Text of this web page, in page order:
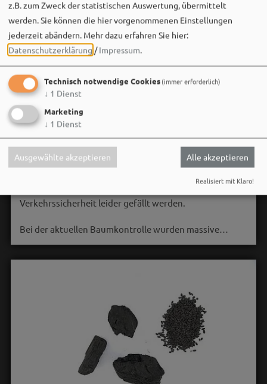
🌳 **Verkehrssicherungsmaßnahme am Seeweiher**
Verkehrssicherheit leider gefällt werden.
Bei der aktuellen Baumkontrolle wurden massive…
z.B. zum Zweck der statistischen Auswertung, übermittelt
werden. Sie können die hier vorgenommenen Einstellungen
jederzeit abändern. Mehr dazu erfahren Sie hier:
Datenschutzerklärung /Impressum.
Technisch notwendige Cookies(immer erforderlich)
↓ 1 Dienst
Marketing
↓ 1 Dienst
Ausgewählte akzeptieren Alle akzeptieren
Realisiert mit Klaro!